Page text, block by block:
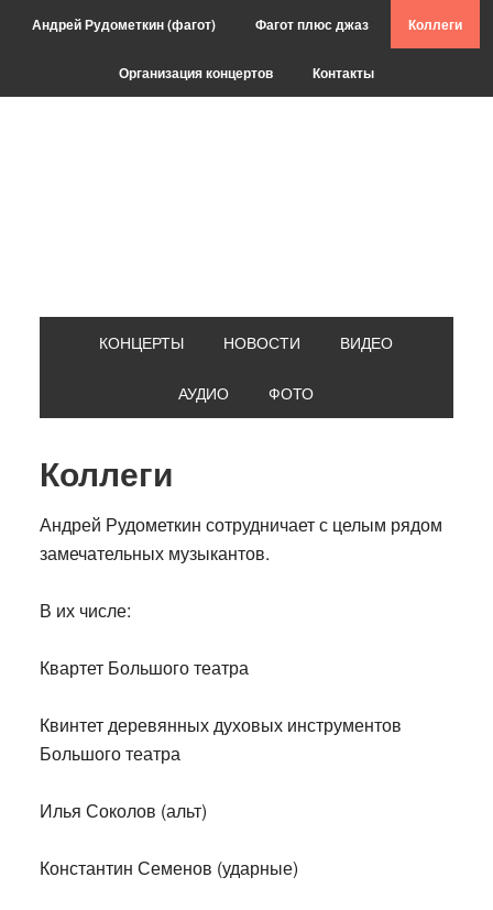
navigation
content
sidebar
Андрей Рудометкин (фагот) Фагот плюс джаз Коллеги
Организация концертов Контакты
КОНЦЕРТЫ НОВОСТИ ВИДЕО
АУДИО ФОТО
Коллеги
Андрей Рудометкин сотрудничает с целым рядом
замечательных музыкантов.
В их числе:
Квартет Большого театра
Квинтет деревянных духовых инструментов
Большого театра
Илья Соколов (альт)
Константин Семенов (ударные)